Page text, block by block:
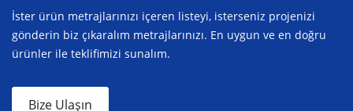
İster ürün metrajlarınızı içeren listeyi, isterseniz projenizi
gönderin biz çıkaralım metrajlarınızı. En uygun ve en doğru
ürünler ile teklifimizi sunalım.
Bize Ulaşın